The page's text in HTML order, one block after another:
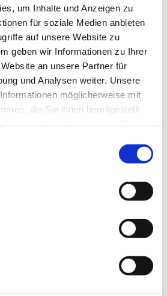
um Inhalte und Anzeigen zu
für soziale Medien anbieten
auf unsere Website zu
geben wir Informationen zu Ihrer
an unsere Partner für
und Analysen weiter. Unsere
möglicherweise mit
die Sie ihnen bereitgestellt
Menden
Erbsch